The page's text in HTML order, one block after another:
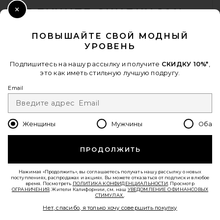
$398
Lusso Cloud Pelli Sandal in Jet
Black & Matte Black
Lusso Cloud
Предыдущая цена:
ПОЛУЧИТЕ СКИДКУ 10%
Отписаться можно в любой момент.политика
Change Country Regions
ru USD
Пройти краткий опрос о сегодняшнем визите.Вперед!
ПОВЫШАЙТЕ СВОЙ МОДНЫЙ
УРОВЕНЬ
Подпишитесь на нашу рассылку и получите СКИДКУ 10%*
это как иметь стильную лучшую подругу.
Email
Женщины Мужчины Оба
ПРОДОЛЖИТЬ
Нажимая «Продолжить», вы соглашаетесь получать нашу рассылку о новых
поступлениях, распродажах и акциях. Вы можете отказаться от подписки в любое
время. Посмотреть ПОЛИТИКА КОНФИДЕНЦИАЛЬНОСТИ . Просмотр
ОГРАНИЧЕНИЯ . Жители Калифорнии, см. наш УВЕДОМЛЕНИЕ О ФИНАНСОВЫХ
СТИМУЛАХ.
Нет, спасибо, я только хочу совершить покупку
Close Modal